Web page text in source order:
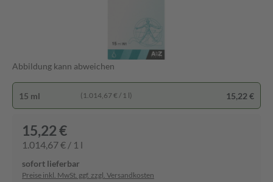
Abbildung kann abweichen
15 ml (1.014,67 € / 1 l) 15,22 €
15,22 €
1.014,67 € / 1 l
sofort lieferbar
Preise inkl. MwSt. ggf. zzgl. Versandkosten